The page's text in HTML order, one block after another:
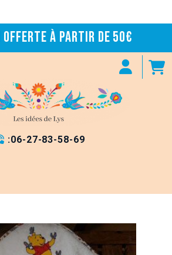
offerte à partir de 50€
:06-27-83-58-69